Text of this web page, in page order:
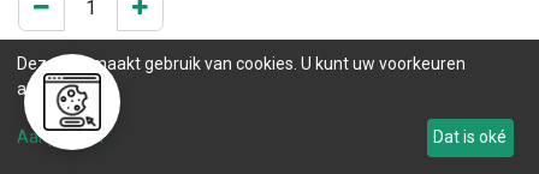
0 ST op voorraad
.
Levertijd
Deze site maakt gebruik van cookies. U kunt uw voorkeuren
aanpassen.
Aanpassen Dat is oké